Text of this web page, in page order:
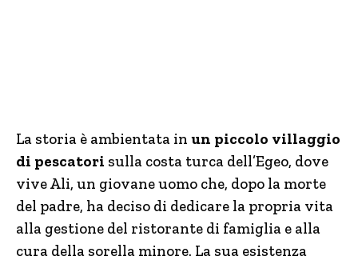
La storia è ambientata in un piccolo villaggio
di pescatori sulla costa turca dell’Egeo, dove
vive Ali, un giovane uomo che, dopo la morte
del padre, ha deciso di dedicare la propria vita
alla gestione del ristorante di famiglia e alla
cura della sorella minore. La sua esistenza